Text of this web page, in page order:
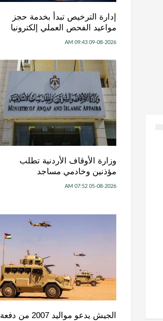
إدارة الترخيص تبدأ بخدمة حجز
مواعيد الفحص العملي إلكترونيا
09-08-2026 09:43 AM
وزارة الأوقاف الأردنية تطلب
مؤذنين وخادمي مساجد
05-08-2026 07:52 AM
الجيش يدعو مواليد 2007 من دفعة